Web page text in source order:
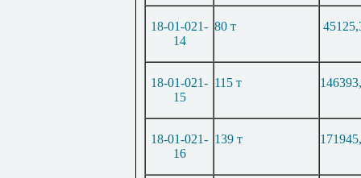
18-01-021-
14
80 т
18-01-021-
15
115 т
18-01-021-
16
139 т